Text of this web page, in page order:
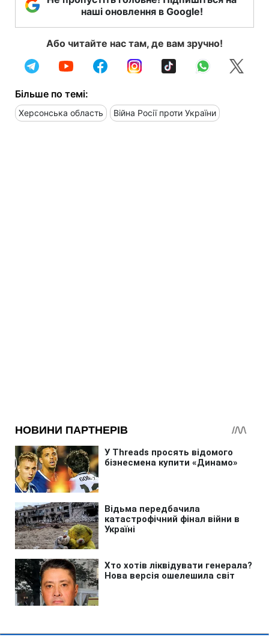
наші оновлення в Google!
Або читайте нас там, де вам зручно!
Більше по темі:
Херсонська область Війна Росії проти України